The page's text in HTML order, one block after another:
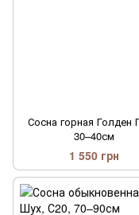
Сосна горная Голден
30–40см
1 550 грн